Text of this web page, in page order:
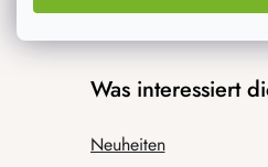
Was interessiert
Neuheiten